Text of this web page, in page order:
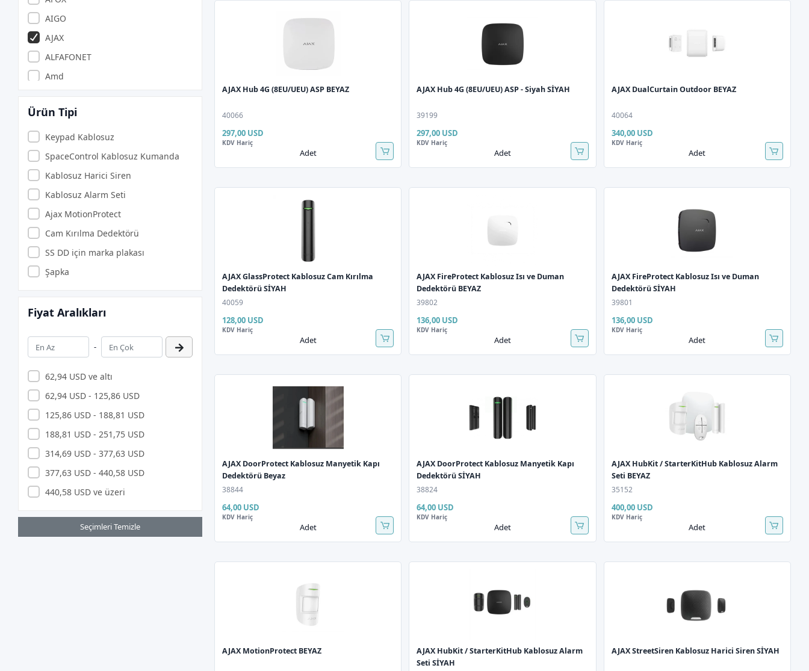
AIGO
AJAX
ALFAFONET
Amd
APACER
APARATCI
APRONX
Argox
ARZUM
ASONİC
ASTRA
Asus
ASUS.
AXLE
BIOSTAR
BİX
Brother
Canon
CODE CODESEC
Codegen
CODEGEN CODMAX
COMPAXE
CORSAIR
Ürün Tipi
Keypad Kablosuz
SpaceControl Kablosuz Kumanda
Kablosuz Harici Siren
Kablosuz Alarm Seti
Ajax MotionProtect
Cam Kırılma Dedektörü
SS DD için marka plakası
Şapka
Fiyat Aralıkları
-
62,94 USD ve altı
62,94 USD - 125,86 USD
125,86 USD - 188,81 USD
188,81 USD - 251,75 USD
314,69 USD - 377,63 USD
377,63 USD - 440,58 USD
440,58 USD ve üzeri
Seçimleri Temizle
AJAX Hub 4G (8EU/UEU) ASP BEYAZ
40066
297,00 USD
KDV Hariç
Adet
AJAX Hub 4G (8EU/UEU) ASP - Siyah SİYAH
39199
297,00 USD
KDV Hariç
Adet
AJAX DualCurtain Outdoor BEYAZ
40064
340,00 USD
KDV Hariç
Adet
AJAX GlassProtect Kablosuz Cam Kırılma
Dedektörü SİYAH
40059
128,00 USD
KDV Hariç
Adet
AJAX FireProtect Kablosuz Isı ve Duman
Dedektörü BEYAZ
39802
136,00 USD
KDV Hariç
Adet
AJAX FireProtect Kablosuz Isı ve Duman
Dedektörü SİYAH
39801
136,00 USD
KDV Hariç
Adet
AJAX DoorProtect Kablosuz Manyetik Kapı
Dedektörü Beyaz
38844
64,00 USD
KDV Hariç
Adet
AJAX DoorProtect Kablosuz Manyetik Kapı
Dedektörü SİYAH
38824
64,00 USD
KDV Hariç
Adet
AJAX HubKit / StarterKitHub Kablosuz Alarm
Seti BEYAZ
35152
400,00 USD
KDV Hariç
Adet
AJAX MotionProtect BEYAZ
AJAX HubKit / StarterKitHub Kablosuz Alarm
Seti SİYAH
AJAX StreetSiren Kablosuz Harici Siren SİYAH